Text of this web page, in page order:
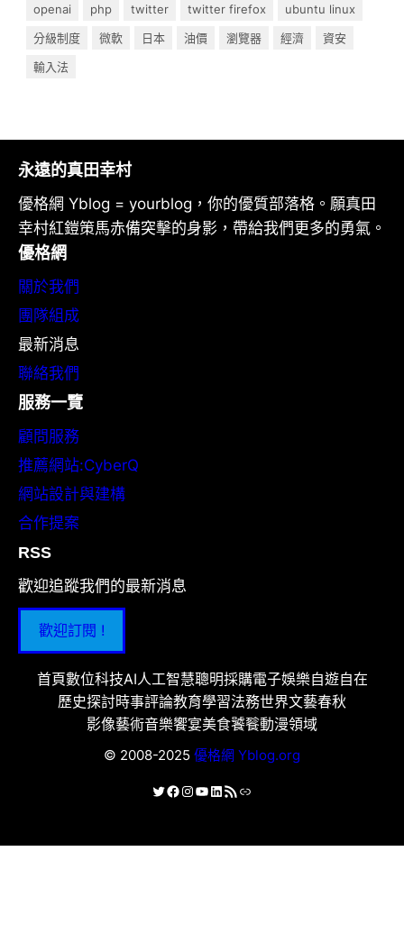
openai
php twitter twitter firefox
ubuntu linux
分級制度
微軟 日本 油價 瀏覽器 經濟
資安
輸入法
永遠的真田幸村
優格網 Yblog = yourblog，你的優質部落格。願真田
幸村紅鎧策馬赤備突擊的身影，帶給我們更多的勇氣。
優格網
關於我們
團隊組成
最新消息
聯絡我們
服務一覽
顧問服務
推薦網站:CyberQ
網站設計與建構
合作提案
RSS
歡迎追蹤我們的最新消息
歡迎訂閱 !
首頁數位科技AI人工智慧聰明採購電子娛樂自遊自在
歷史探討時事評論教育學習法務世界文藝春秋
影像藝術音樂饗宴美食饕餮動漫領域
© 2008-2025 優格網 Yblog.org
X Facebook
Instagram
YouTube
LinkedIn
RSS 資訊提供連結